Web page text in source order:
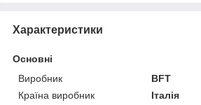
Характеристики
Основні
Виробник
BFT
Країна виробник
Італія